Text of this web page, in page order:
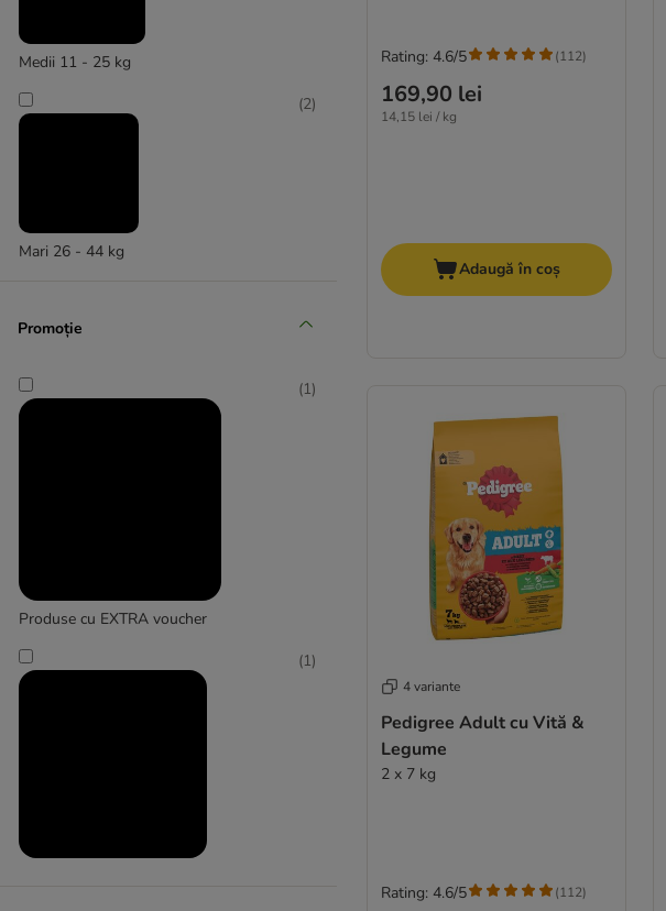
Medii 11 - 25 kg
Mari 26 - 44 kg
(2)
Promoție
Produse cu EXTRA voucher
(1)
(1)
169,90 lei
14,15 lei / kg
Rating: 4.6/5 (112)
Adaugă în coș
4 variante
Pedigree Adult cu Vită &
Legume
2 x 7 kg
Rating: 4.6/5 (112)